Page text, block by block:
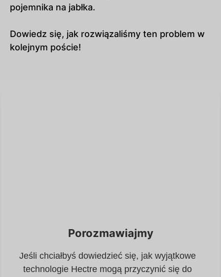
pojemnika na jabłka.
Dowiedz się, jak rozwiązaliśmy ten problem w
kolejnym poście!
Porozmawiajmy
Jeśli chciałbyś dowiedzieć się, jak wyjątkowe
technologie Hectre mogą przyczynić się do